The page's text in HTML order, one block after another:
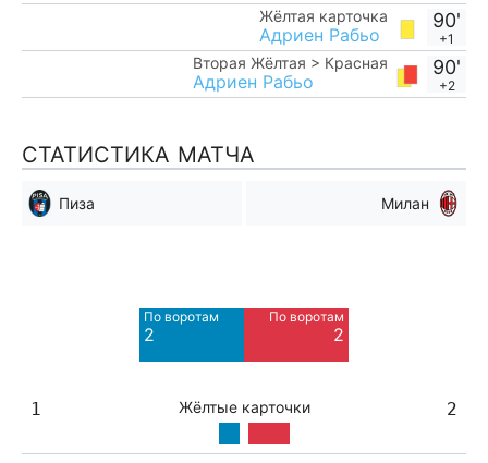
90'
+1
Жёлтая карточка
Адриен Рабьо
90'
+2
Вторая Жёлтая > Красная
Адриен Рабьо
СТАТИСТИКА МАТЧА
Пиза Милан
По воротам
2
По воротам
2
1 Жёлтые карточки 2